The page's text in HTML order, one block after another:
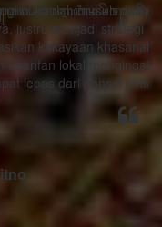
dari proses
sebagai alat
budaya
generasi
pintarnya.”